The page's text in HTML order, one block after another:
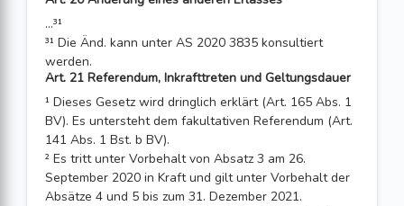
...³¹
³¹ Die Änd. kann unter AS 2020 3835 konsultiert
werden.
Art. 21 Referendum, Inkrafttreten und Geltungsdauer
¹ Dieses Gesetz wird dringlich erklärt (Art. 165 Abs. 1
BV). Es untersteht dem fakultativen Referendum (Art.
141 Abs. 1 Bst. b BV).
² Es tritt unter Vorbehalt von Absatz 3 am 26.
September 2020 in Kraft und gilt unter Vorbehalt der
Absätze 4 und 5 bis zum 31. Dezember 2021.